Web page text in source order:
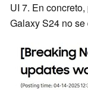
UI 7. En
Galaxy S24 no